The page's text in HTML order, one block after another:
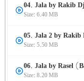
04. Jala by Rakib
Size: 6.40 MB
05. Jala 2 by
Size: 5.50 MB
06. Jala by Rasel
Size: 8.20 MB